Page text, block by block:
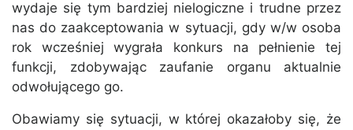
wydaje się tym bardziej nielogiczne i trudne przez
nas do zaakceptowania w sytuacji, gdy w/w osoba
rok wcześniej wygrała konkurs na pełnienie tej
funkcji, zdobywając zaufanie organu aktualnie
odwołującego go.
Obawiamy się sytuacji, w której okazałoby się, że